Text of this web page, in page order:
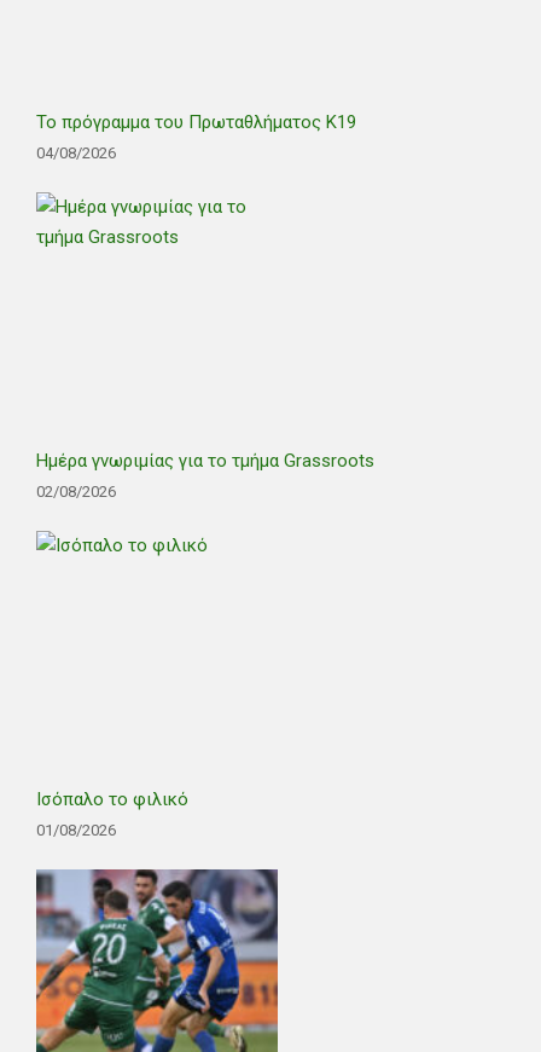
Το πρόγραμμα του Πρωταθλήματος Κ19
04/08/2026
Ημέρα γνωριμίας για το τμήμα Grassroots
02/08/2026
Ισόπαλο το φιλικό
01/08/2026